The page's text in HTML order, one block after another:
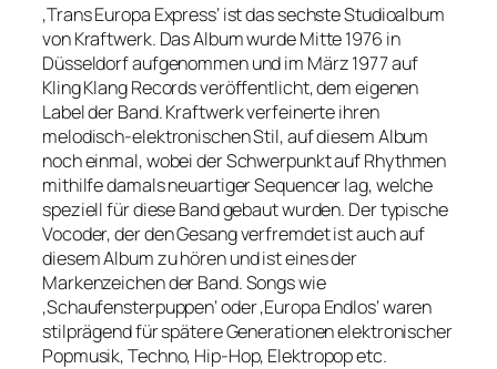
‚Trans Europa Express‘ ist das sechste Studioalbum
von Kraftwerk. Das Album wurde Mitte 1976 in
Düsseldorf aufgenommen und im März 1977 auf
Kling Klang Records veröffentlicht, dem eigenen
Label der Band. Kraftwerk verfeinerte ihren
melodisch-elektronischen Stil, auf diesem Album
noch einmal, wobei der Schwerpunkt auf Rhythmen
mithilfe damals neuartiger Sequencer lag, welche
speziell für diese Band gebaut wurden. Der typische
Vocoder, der den Gesang verfremdet ist auch auf
diesem Album zu hören und ist eines der
Markenzeichen der Band. Songs wie
‚Schaufensterpuppen‘ oder ‚Europa Endlos‘ waren
stilprägend für spätere Generationen elektronischer
Popmusik, Techno, Hip-Hop, Elektropop etc.